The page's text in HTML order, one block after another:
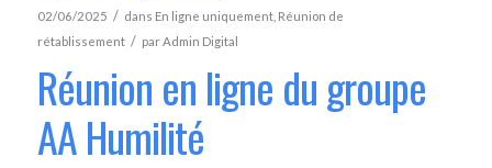
02/06/2025 / dans En ligne uniquement, Réunion de
rétablissement / parAdmin Digital
Réunion en ligne du groupe
AA Humilité